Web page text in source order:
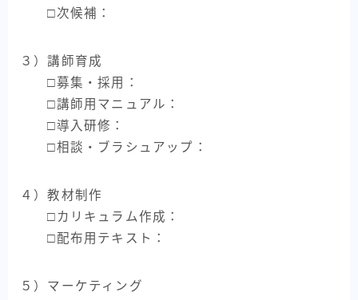
□次候補：
３）講師育成
□募集・採用：
□講師用マニュアル：
□導入研修：
□相談・ブラシュアップ：
４）教材制作
□カリキュラム作成：
□配布用テキスト：
５）マーケティング